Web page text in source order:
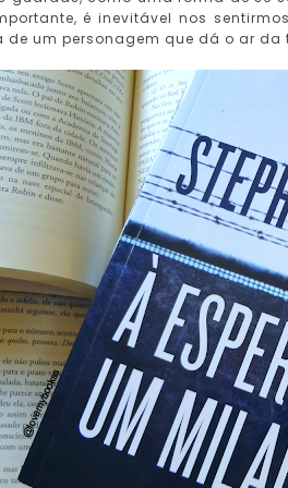
é inevitável nos
de um personagem que dá o ar